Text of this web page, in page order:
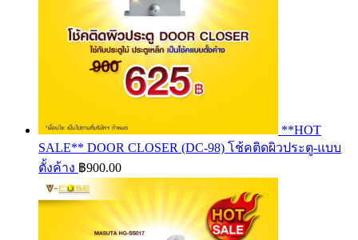
**HOT
SALE** DOOR CLOSER (DC-98) โช้คติดผิวประตู-แบบ
ตั้งค้าง ฿900.00